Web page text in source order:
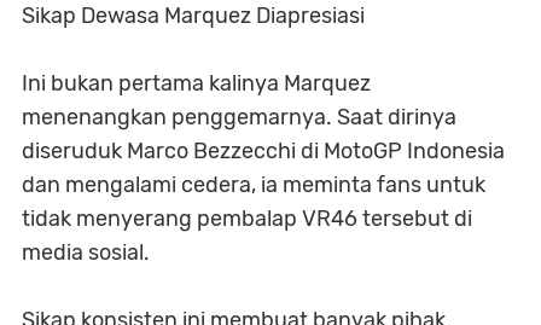
Sikap Dewasa Marquez Diapresiasi
Ini bukan pertama kalinya Marquez
menenangkan penggemarnya. Saat dirinya
diseruduk Marco Bezzecchi di MotoGP Indonesia
dan mengalami cedera, ia meminta fans untuk
tidak menyerang pembalap VR46 tersebut di
media sosial.